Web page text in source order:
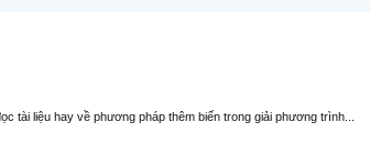
tài liệu hay về phương pháp thêm biến trong giải phương trình...